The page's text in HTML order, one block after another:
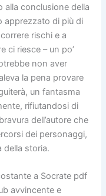
conclusione della
apprezzato di più di
rischi e a
ci riesce – un po’
non aver
la pena provare
un fantasma
rifiutandosi di
dell’autore che
dei personaggi,
della storia.
a Socrate pdf
avvincente e